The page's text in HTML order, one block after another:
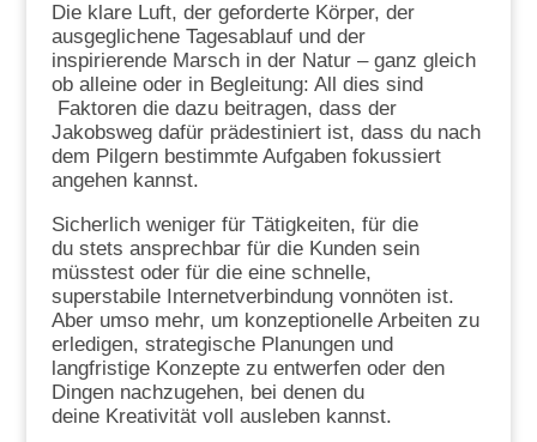
Die klare Luft, der geforderte Körper, der
ausgeglichene Tagesablauf und der
inspirierende Marsch in der Natur – ganz gleich
ob alleine oder in Begleitung: All dies sind
Faktoren die dazu beitragen, dass der
Jakobsweg dafür prädestiniert ist, dass du nach
dem Pilgern bestimmte Aufgaben fokussiert
angehen kannst.
Sicherlich weniger für Tätigkeiten, für die
du stets ansprechbar für die Kunden sein
müsstest oder für die eine schnelle,
superstabile Internetverbindung vonnöten ist.
Aber umso mehr, um konzeptionelle Arbeiten zu
erledigen, strategische Planungen und
langfristige Konzepte zu entwerfen oder den
Dingen nachzugehen, bei denen du
deine Kreativität voll ausleben kannst.